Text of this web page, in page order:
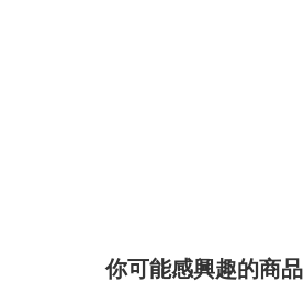
你可能感興趣的商品